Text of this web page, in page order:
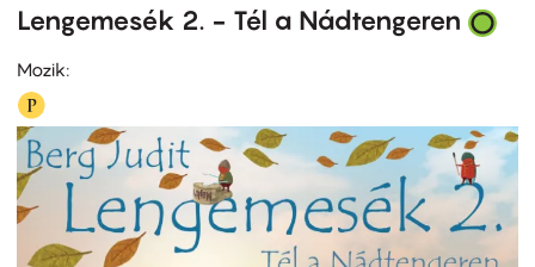
Lengemesék 2. - Tél a Nádtengeren
Mozik: